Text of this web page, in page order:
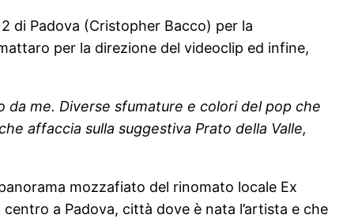
di Padova (Cristopher Bacco) per la
per la direzione del videoclip ed infine,
me. Diverse sfumature e colori del pop che
affaccia sulla suggestiva Prato della Valle,
mozzafiato del rinomato locale Ex
a Padova, città dove è nata l’artista e che